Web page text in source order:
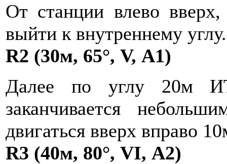
От станции влево
выйти к внутреннему углу.
R2 (30м, 65°, V, А1)
Далее по углу 20м
заканчивается
двигаться вверх вправо
R3 (40м, 80°, VI, А2)